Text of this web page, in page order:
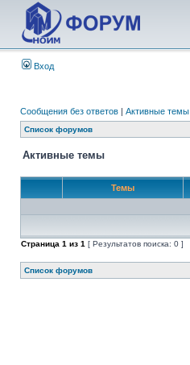
Вход
Сообщения без ответов | Активные темы
Список форумов
Активные темы
Темы
Страница 1 из 1 [ Результатов поиска: 0 ]
Список форумов